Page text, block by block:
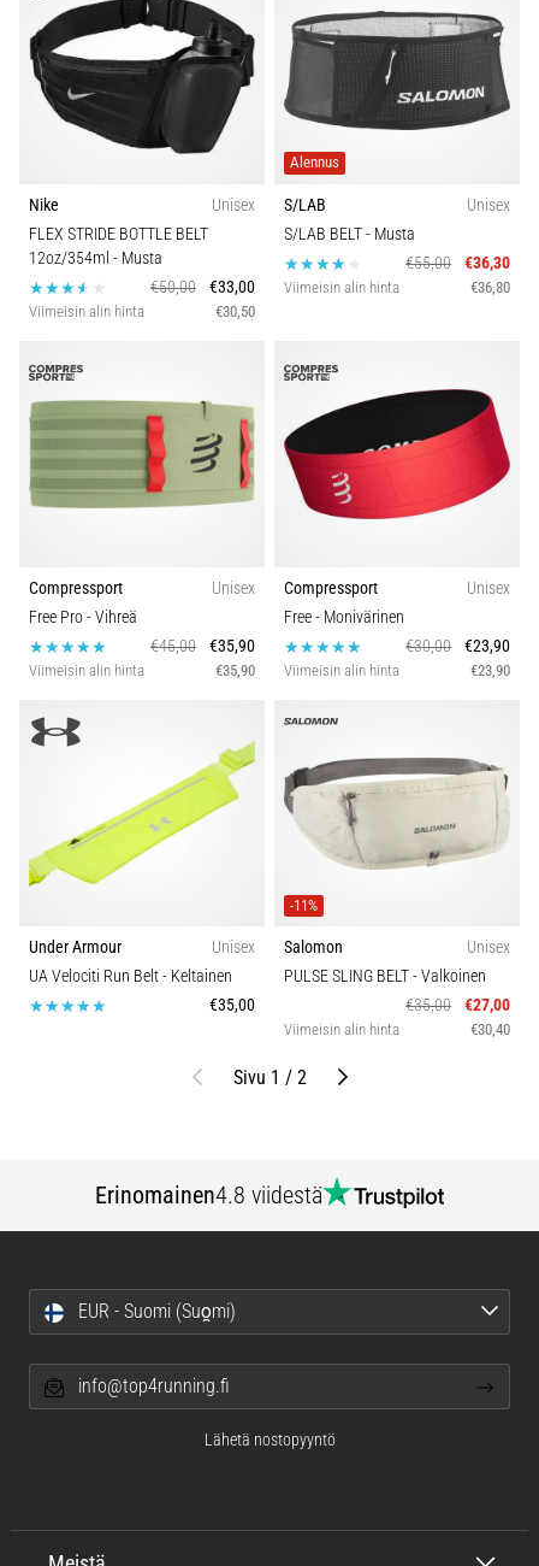
Nike
Unisex
FLEX STRIDE BOTTLE BELT
12oz/354ml - Musta
€50,00
€33,00
Viimeisin alin hinta €30,50
Alennus
S/LAB
Unisex
S/LAB BELT- Musta
€55,00
€36,30
Viimeisin alin hinta €36,80
Compressport
Unisex
Free Pro- Vihreä
€45,00
€35,90
Viimeisin alin hinta €35,90
Compressport
Unisex
Free- Monivärinen
€30,00
€23,90
Viimeisin alin hinta €23,90
Under Armour
Unisex
UA Velociti Run Belt- Keltainen
€35,00
-11%
Salomon
Unisex
PULSE SLING BELT- Valkoinen
€35,00
€27,00
Viimeisin alin hinta €30,40
EdellinenSivu 1 / 2 Seuraava
Erinomainen4.8 viidestä
EUR - Suomi (Suo̯mi)
info@top4running.fi
Lähetä nostopyyntö